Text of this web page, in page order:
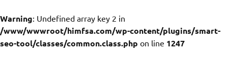
Warning: Undefined array key 2 in
/www/wwwroot/himfsa.com/wp-content/plugins/smart-
seo-tool/classes/common.class.php on line 1247